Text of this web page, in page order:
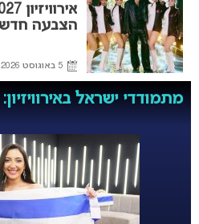
הצבעה
5 באוגוסט 2026
מתמודדי ישראל באירוויזיון: